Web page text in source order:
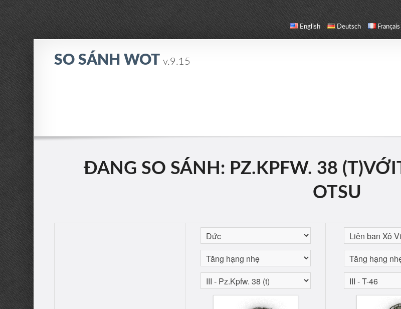
English Deutsch Français
SO SÁNH WOTv.9.15
ĐANG SO SÁNH: PZ.KPFW. 38
OTSU